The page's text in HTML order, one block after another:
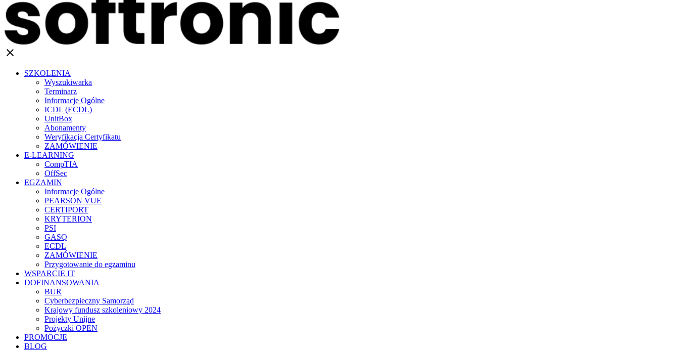
clear
SZKOLENIA
Wyszukiwarka
Terminarz
Informacje Ogólne
ICDL (ECDL)
UnitBox
Abonamenty
Weryfikacja Certyfikatu
ZAMÓWIENIE
E-LEARNING
CompTIA
OffSec
EGZAMIN
Informacje Ogólne
PEARSON VUE
CERTIPORT
KRYTERION
PSI
GASQ
ECDL
ZAMÓWIENIE
Przygotowanie do egzaminu
WSPARCIE IT
DOFINANSOWANIA
BUR
Cyberbezpieczny Samorząd
Krajowy fundusz szkoleniowy 2024
Projekty Unijne
Pożyczki OPEN
PROMOCJE
BLOG